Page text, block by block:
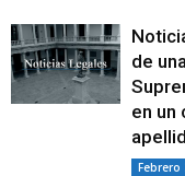
de
en un
Febrero